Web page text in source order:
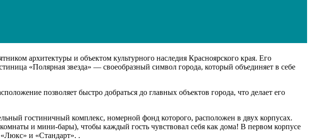
архитектуры и объектом культурного наследия Красноярского края. Его
«Полярная звезда» — своеобразный символ города, который объединяет в себе
позволяет быстро добраться до главных объектов города, что делает его
гостиничный комплекс, номерной фонд которого, расположен в двух корпусах.
и мини-бары), чтобы каждый гость чувствовал себя как дома! В первом корпусе
и «Стандарт». .